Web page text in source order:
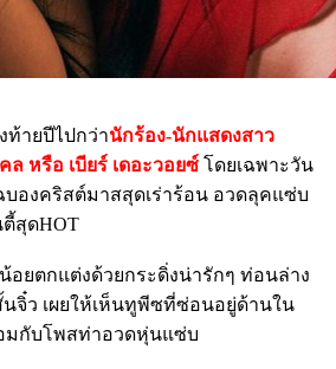
ท้ายปีไปกว่านักร้อง-นักแสดงสาว
หรือ เบียร์ เดอะวอยซ์ โดยเฉพาะวัน
องคริสต์มาสสุดเร่าร้อน อวดลุคแซ่บ
สุดHOT
อยตกแต่งด้วยกระดิ่งน่ารักๆ ท่อนล่าง
นจิ๋ว เผยให้เห็นทูพีซที่ซ่อนอยู่ด้านใน
มกับโพสท่าอวดหุ่นแซ่บ